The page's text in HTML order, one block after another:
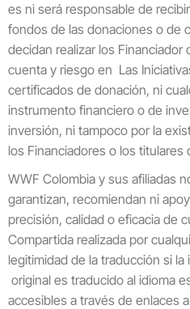
es ni será responsable de
fondos de las donaciones o de
decidan realizar los
cuenta y riesgo en Las
certificados de donación, ni
instrumento financiero o de
inversión, ni tampoco por la
los Financiadores o los titulares
WWF Colombia y sus afiliadas
garantizan, recomiendan ni
precisión, calidad o eficacia de
Compartida realizada por
legitimidad de la traducción si
original es traducido al idioma
accesibles a través de enlaces